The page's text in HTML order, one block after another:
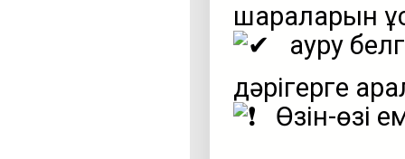
шараларын
ауру
дәрігерге
Өзін-өзі